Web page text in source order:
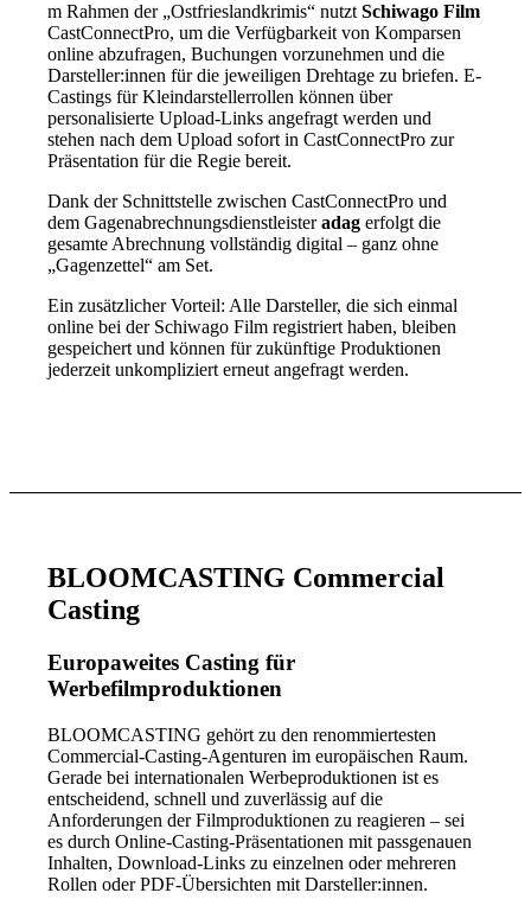
m Rahmen der „Ostfrieslandkrimis“ nutztSchiwago Film
CastConnectPro, um die Verfügbarkeit von Komparsen
online abzufragen, Buchungen vorzunehmen und die
Darsteller:innen für die jeweiligen Drehtage zu briefen. E-
Castings für Kleindarstellerrollen können über
personalisierte Upload-Links angefragt werden und
stehen nach dem Upload sofort in CastConnectPro zur
Präsentation für die Regie bereit.
Dank der Schnittstelle zwischen CastConnectPro und
dem Gagenabrechnungsdienstleisteradag erfolgt die
gesamte Abrechnung vollständig digital – ganz ohne
„Gagenzettel“ am Set.
Ein zusätzlicher Vorteil: Alle Darsteller, die sich einmal
online bei der Schiwago Film registriert haben, bleiben
gespeichert und können für zukünftige Produktionen
jederzeit unkompliziert erneut angefragt werden.
BLOOMCASTING Commercial
Casting
Europaweites Casting für
Werbefilmproduktionen
BLOOMCASTING gehört zu den renommiertesten
Commercial-Casting-Agenturen im europäischen Raum.
Gerade bei internationalen Werbeproduktionen ist es
entscheidend, schnell und zuverlässig auf die
Anforderungen der Filmproduktionen zu reagieren – sei
es durch Online-Casting-Präsentationen mit passgenauen
Inhalten, Download-Links zu einzelnen oder mehreren
Rollen oder PDF-Übersichten mit Darsteller:innen.